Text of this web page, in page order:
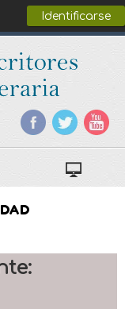
Identificarse